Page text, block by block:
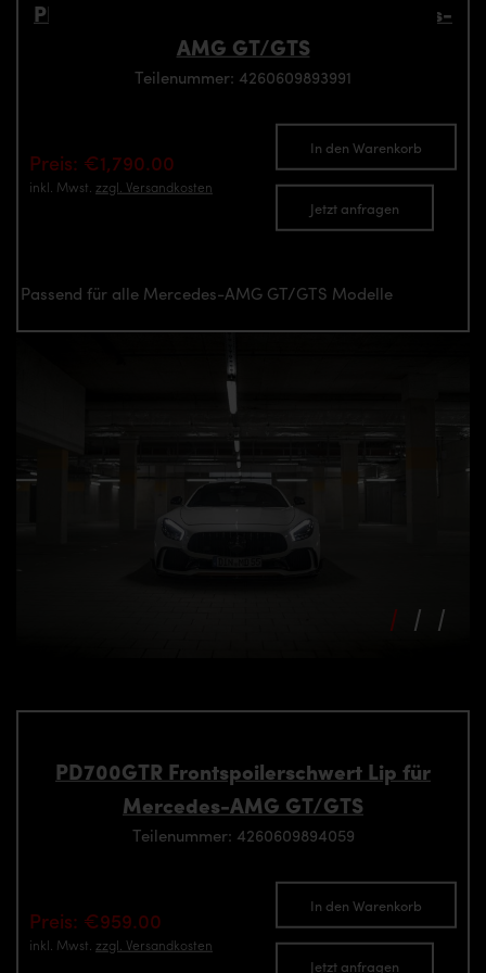
PD700GTR Frontstoßstange für Mercedes-
AMG GT/GTS
Teilenummer: 4260609893991
Preis: €1,790.00
inkl. Mwst. zzgl. Versandkosten
In den Warenkorb
Jetzt anfragen
Passend für alle Mercedes-AMG GT/GTS Modelle
PD700GTR Frontspoilerschwert Lip für
Mercedes-AMG GT/GTS
Teilenummer: 4260609894059
Preis: €959.00
inkl. Mwst. zzgl. Versandkosten
In den Warenkorb
Jetzt anfragen